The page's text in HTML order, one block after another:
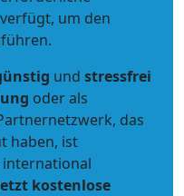
um den
und stressfrei
oder als
das
haben, ist
kostenlose